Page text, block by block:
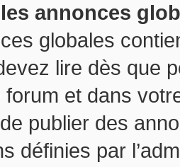
annonces
globales
lire dès que
et dans
publier des
définies par